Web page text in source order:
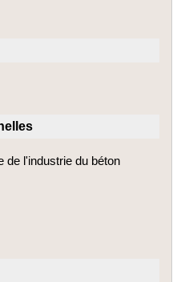
de l'industrie du béton